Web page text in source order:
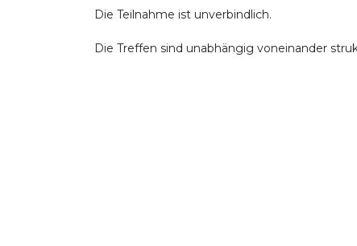
Die Teilnahme ist unverbindlich.
Die Treffen sind unabhängig voneinander